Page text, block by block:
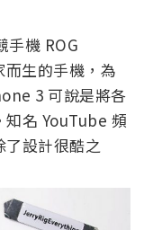
手機 ROG
生的手機，為
3 可說是將各
名 YouTube 頻
了設計很酷之